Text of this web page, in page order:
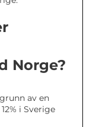
Norge?
av en
i Sverige